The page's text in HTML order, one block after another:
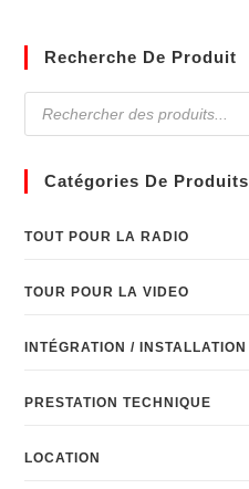
Recherche De Produit
Catégories De Produits
TOUT POUR LA RADIO
TOUR POUR LA VIDEO
INTÉGRATION / INSTALLATION
PRESTATION TECHNIQUE
LOCATION